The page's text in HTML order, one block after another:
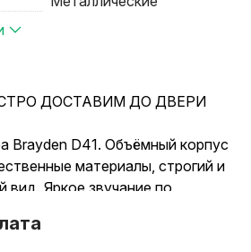
ДОСТАВИМ ДО ДВЕРИ
Brayden D41. Объёмный корпус
материалы, строгий и
вид. Яркое звучание по